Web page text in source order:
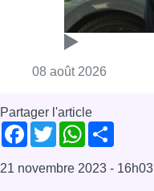
08 août 2026
Partager l'article
Facebook
TwitterWhatsApp
21 novembre 2023 - 16h03